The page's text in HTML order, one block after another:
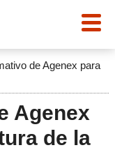
de Agenex para
Agenex
de la